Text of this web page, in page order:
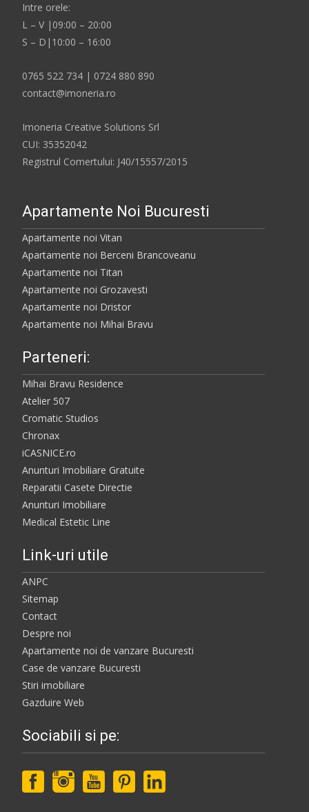
Intre orele:
L – V |09:00 – 20:00
S – D|10:00 – 16:00
0765 522 734 | 0724 880 890
contact@imoneria.ro
Imoneria Creative Solutions Srl
CUI: 35352042
Registrul Comertului: J40/15557/2015
Apartamente Noi Bucuresti
Apartamente noi Vitan
Apartamente noi Berceni Brancoveanu
Apartamente noi Titan
Apartamente noi Grozavesti
Apartamente noi Dristor
Apartamente noi Mihai Bravu
Parteneri:
Mihai Bravu Residence
Atelier 507
Cromatic Studios
Chronax
iCASNICE.ro
Anunturi Imobiliare Gratuite
Reparatii Casete Directie
Anunturi Imobiliare
Medical Estetic Line
Link-uri utile
ANPC
Sitemap
Contact
Despre noi
Apartamente noi de vanzare Bucuresti
Case de vanzare Bucuresti
Stiri imobiliare
Gazduire Web
Sociabili si pe: